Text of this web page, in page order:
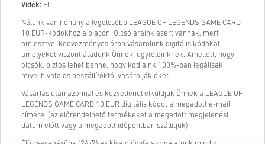
Vidék: EU
Nálunk van néhány a legolcsóbb LEAGUE OF LEGENDS GAME CARD
10 EUR-kódokhoz a piacon. Olcsó áraink azért vannak, mert
ömlesztve, kedvezményes áron vásárolunk digitális kódokat,
amelyeket viszont átadunk Önnek, ügyfeleinknek. Amellett, hogy
olcsók, biztos lehet benne, hogy kódjaink 100%-ban legálisak,
mivel hivatalos beszállítóktól vásárolják őket.
Vásárlás után azonnal és közvetlenül elküldjük Önnek a LEAGUE OF
LEGENDS GAME CARD 10 EUR digitális kódot a megadott e-mail
címére. (az előrendelhető termékeket a megadott megjelenési
dátum előtt vagy a megadott időpontban szállítjuk)